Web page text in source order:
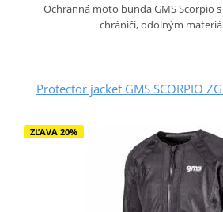
Ochranná moto bunda GMS Scorpio
chrániči, odolným
Protector jacket GMS SCORPIO
ZĽAVA 20%